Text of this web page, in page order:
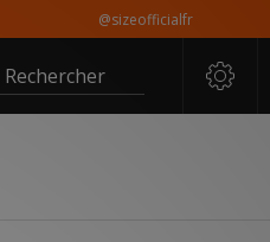
@sizeofficialfr
Rechercher